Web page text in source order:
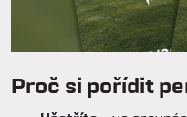
Proč si pořídit